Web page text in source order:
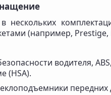
нескольких
(например,
водителя,
(HSA).
передних